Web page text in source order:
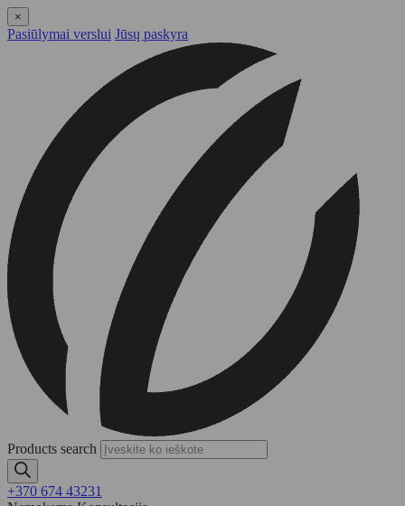
×
Pasiūlymai verslui Jūsų paskyra
Products search
+370 674 43231